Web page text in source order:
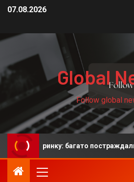
07.08.2026
Global
Follow global
багато постраждалих